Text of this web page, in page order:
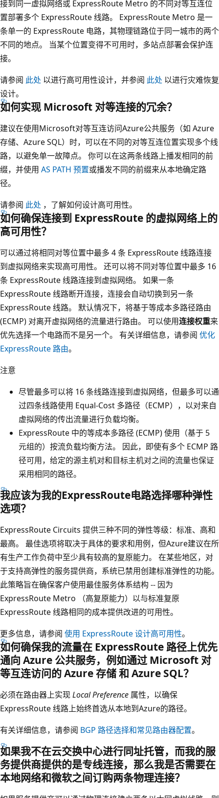
接到同一虚拟网络或 ExpressRoute Metro 的不同对等互连位
置部署多个 ExpressRoute 线路。 ExpressRoute Metro 是一
条单一的 ExpressRoute 电路，其物理链路位于同一城市的两个
不同的地点。 当某个位置变得不可用时，多站点部署会保护连
接。
请参阅 此处 以进行高可用性设计，并参阅 此处 以进行灾难恢复
设计。
如何实现 Microsoft 对等连接的冗余？
建议在使用Microsoft对等互连访问Azure公共服务（如 Azure
存储、Azure SQL）时，可以在不同的对等互连位置实现多个线
路，以避免单一故障点。 你可以在这两条线路上播发相同的前
缀，并使用 AS PATH 预置或播发不同的前缀来从本地确定路
径。
请参阅 此处 ，了解如何设计高可用性。
如何确保连接到 ExpressRoute 的虚拟网络上的
高可用性？
可以通过将相同对等位置中最多 4 条 ExpressRoute 线路连接
到虚拟网络来实现高可用性。 还可以将不同对等位置中最多 16
条 ExpressRoute 线路连接到虚拟网络。 如果一条
ExpressRoute 线路断开连接，连接会自动切换到另一条
ExpressRoute 线路。 默认情况下，将基于等成本多路径路由
(ECMP) 对离开虚拟网络的流量进行路由。 可以使用连接权重来
优先选择一个电路而不是另一个。 有关详细信息，请参阅 优化
ExpressRoute 路由。
注意
尽管最多可以将 16 条线路连接到虚拟网络，但最多可以通
过四条线路使用 Equal-Cost 多路径（ECMP），以对来自
虚拟网络的传出流量进行负载均衡。
ExpressRoute 中的等成本多路径 (ECMP) 使用（基于 5
元组的）按流负载均衡方法。 因此，即使有多个 ECMP 路
径可用，给定的源主机对和目标主机对之间的流量也保证
采用相同的路径。
我应该为我的ExpressRoute电路选择哪种弹性
选项？
ExpressRoute Circuits 提供三种不同的弹性等级：标准、高和
最高。 最佳选项将取决于具体的要求和用例，但Azure建议在所
有生产工作负荷中至少具有较高的复原能力。 在某些地区，对
于支持高弹性的服务提供商，系统已禁用创建标准弹性的功能。
此策略旨在确保客户使用最佳服务体系结构 -- 因为
ExpressRoute Metro （高复原能力）以与标准复原
ExpressRoute 线路相同的成本提供改进的可用性。
更多信息，请参阅 使用 ExpressRoute 设计高可用性。
如何确保我的流量在 ExpressRoute 路径上优先
通向 Azure 公共服务，例如通过 Microsoft 对
等互连访问的 Azure 存储 和 Azure SQL？
必须在路由器上实现Local Preference属性，以确保
ExpressRoute 线路上始终首选从本地到Azure的路径。
有关详细信息，请参阅 BGP 路径选择和常见路由器配置。
如果我不在云交换中心进行同址托管，而我的服
务提供商提供的是专线连接，那么我是否需要在
本地网络和微软之间订购两条物理连接？